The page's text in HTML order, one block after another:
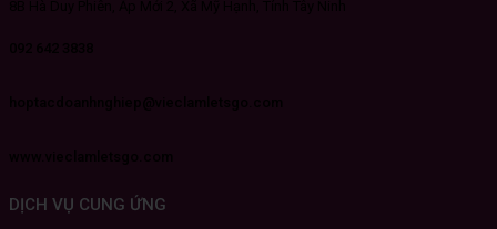
DỊCH VỤ CUNG ỨNG